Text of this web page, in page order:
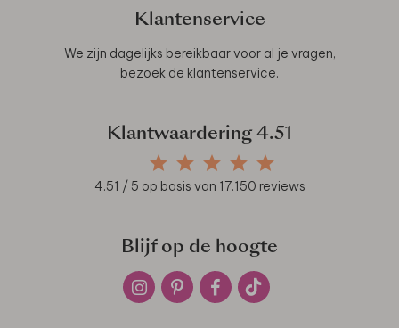
Klantenservice
We zijn dagelijks bereikbaar voor al je vragen,
bezoek de klantenservice.
Klantwaardering 4.51
4.51 / 5 op basis van 17.150 reviews
Blijf op de hoogte